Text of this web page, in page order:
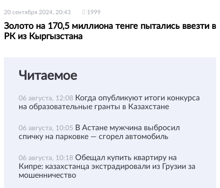
20 сентября 2024, 20:43 1999
Золото на 170,5 миллиона тенге пытались ввезти в
РК из Кыргызстана
Читаемое
06 августа, 12:08 Когда опубликуют итоги конкурса
на образовательные гранты в Казахстане
06 августа, 10:05 В Астане мужчина выбросил
спичку на парковке — сгорел автомобиль
06 августа, 10:18 Обещал купить квартиру на
Кипре: казахстанца экстрадировали из Грузии за
мошенничество